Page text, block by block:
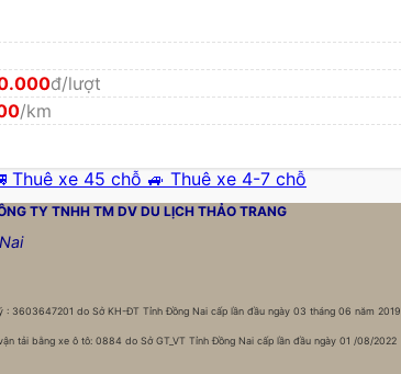
đ/lượt
/km
Thuê xe 45 chỗ 🚙 Thuê xe 4-7 chỗ
TY TNHH TM DV DU LỊCH THẢO TRANG
: 3603647201 do Sở KH-ĐT Tỉnh Đồng Nai cấp lần đầu ngày 03 tháng 06 năm 2019
tải bằng xe ô tô: 0884 do Sở GT_VT Tỉnh Đồng Nai cấp lần đầu ngày 01 /08/2022